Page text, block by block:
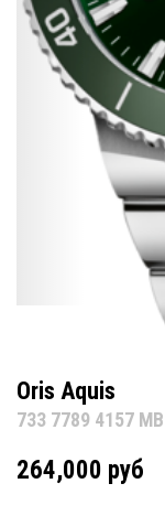
Oris Aquis
733 7789 4157 MB
264,000 руб